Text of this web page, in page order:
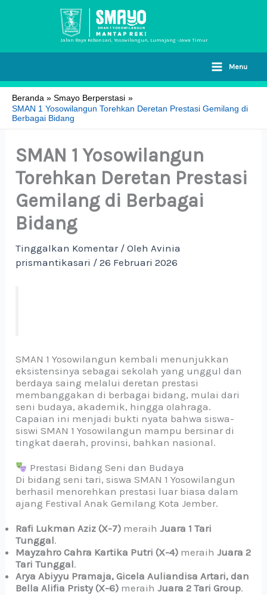
Jalan Raya Kebonsari, Yosowilangun, Lumajang -Jawa Timur
Menu
Beranda
Smayo Berperstasi
SMAN 1 Yosowilangun Torehkan Deretan Prestasi Gemilang di
Berbagai Bidang
SMAN 1 Yosowilangun
Torehkan Deretan Prestasi
Gemilang di Berbagai
Bidang
Tinggalkan Komentar / OlehAvinia
prismantikasari /26 Februari 2026
SMAN 1 Yosowilangun kembali menunjukkan
eksistensinya sebagai sekolah yang unggul dan
berdaya saing melalui deretan prestasi
membanggakan di berbagai bidang, mulai dari
seni budaya, akademik, hingga olahraga.
Capaian ini menjadi bukti nyata bahwa siswa-
siswi SMAN 1 Yosowilangun mampu bersinar di
tingkat daerah, provinsi, bahkan nasional.
Prestasi Bidang Seni dan Budaya
Di bidang seni tari, siswa SMAN 1 Yosowilangun
berhasil menorehkan prestasi luar biasa dalam
ajang Festival Anak Gemilang Kota Jember.
Rafi Lukman Aziz (X-7) meraihJuara 1 Tari
Tunggal.
Mayzahro Cahra Kartika Putri (X-4) meraihJuara 2
Tari Tunggal.
Arya Abiyyu Pramaja, Gicela Auliandisa Artari, dan
Bella Alifia Pristy (X-6) meraihJuara 2 Tari Group.